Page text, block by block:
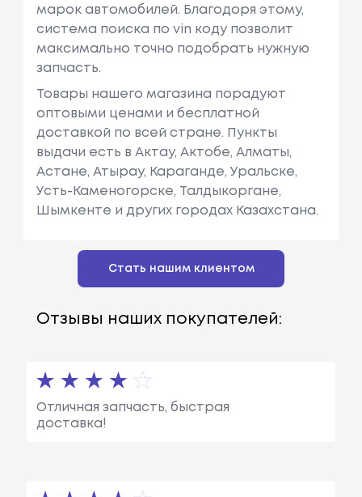
марок автомобилей. Благодоря этому,
система поиска по vin коду позволит
максимально точно подобрать нужную
запчасть.
Товары нашего магазина порадуют
оптовыми ценами и бесплатной
доставкой по всей стране. Пункты
выдачи есть в Актау, Актобе, Алматы,
Астане, Атырау, Караганде, Уральске,
Усть-Каменогорске, Талдыкоргане,
Шымкенте и других городах Казахстана.
Стать нашим клиентом
Отзывы наших покупателей:
Отличная запчасть, быстрая
доставка!